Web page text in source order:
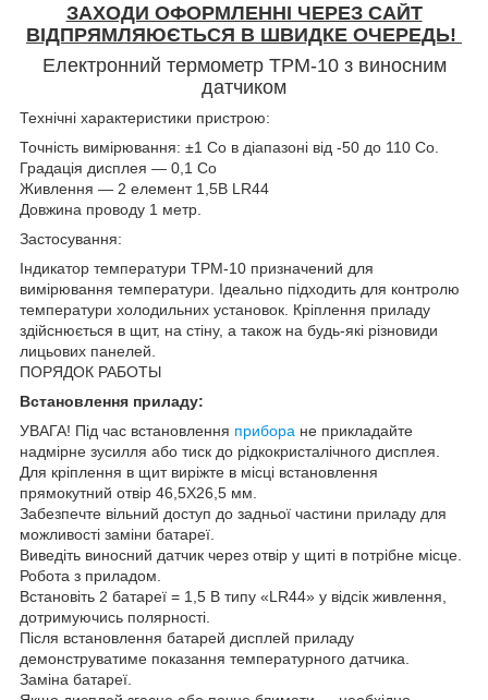
ЗАХОДИ ОФОРМЛЕННІ ЧЕРЕЗ САЙТ
ВІДПРЯМЛЯЮЄТЬСЯ В ШВИДКЕ ОЧЕРЕДЬ!
Електронний термометр TPM-10 з виносним
датчиком
Технічні характеристики пристрою:
Точність вимірювання: ±1 Co в діапазоні від -50 до 110 Co.
Градація дисплея — 0,1 Co
Живлення — 2 елемент 1,5В LR44
Довжина проводу 1 метр.
Застосування:
Індикатор температури TPM-10 призначений для
вимірювання температури. Ідеально підходить для контролю
температури холодильних установок. Кріплення приладу
здійснюється в щит, на стіну, а також на будь-які різновиди
лицьових панелей.
ПОРЯДОК РАБОТЫ
Встановлення приладу:
УВАГА! Під час встановлення прибора не прикладайте
надмірне зусилля або тиск до рідкокристалічного дисплея.
Для кріплення в щит виріжте в місці встановлення
прямокутний отвір 46,5X26,5 мм.
Забезпечте вільний доступ до задньої частини приладу для
можливості заміни батареї.
Виведіть виносний датчик через отвір у щиті в потрібне місце.
Робота з приладом.
Встановіть 2 батареї = 1,5 В типу «LR44» у відсік живлення,
дотримуючись полярності.
Після встановлення батарей дисплей приладу
демонструватиме показання температурного датчика.
Заміна батареї.